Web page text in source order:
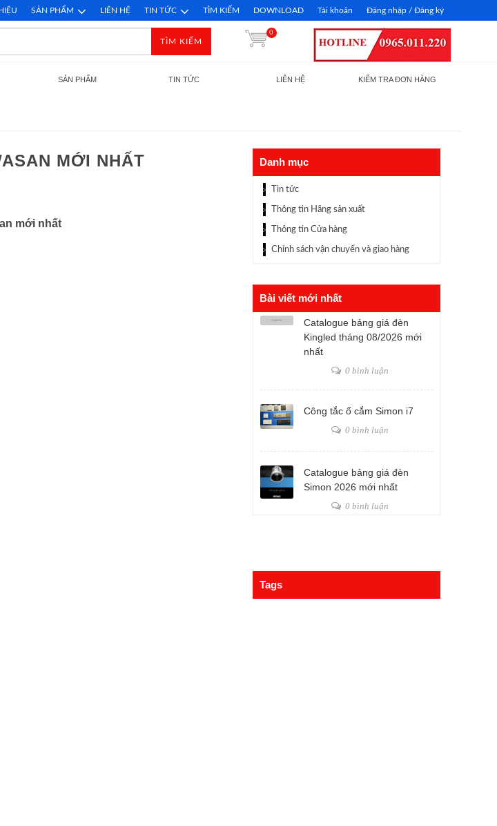
SẢN PHẨM LIÊN HỆ TIN TỨC TÌM KIẾM DOWNLOAD Tài khoản Đăng nhập / Đăng ký
TÌM KIẾM
0
SẢN PHẨM TIN TỨC LIÊN HỆ KIỂM TRA ĐƠN HÀNG
MỚI NHẤT
mới nhất
Danh mục
Tin tức
Thông tin Hãng sản xuất
Thông tin Cửa hàng
Chính sách vận chuyển và giao hàng
Bài viết mới nhất
Catalogue bảng giá đèn
Kingled tháng 08/2026 mới
nhất
0 bình luận
Công tắc ổ cắm Simon i7
0 bình luận
Catalogue bảng giá đèn
Simon 2026 mới nhất
0 bình luận
Tags